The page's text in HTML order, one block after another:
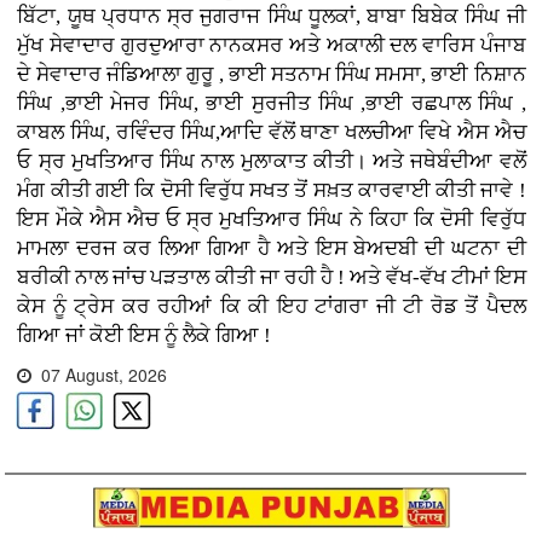
ਬਿੱਟਾ, ਯੂਥ ਪ੍ਰਧਾਨ ਸ੍ਰ ਜੁਗਰਾਜ ਸਿੰਘ ਧੂਲਕਾਂ, ਬਾਬਾ ਬਿਬੇਕ ਸਿੰਘ ਜੀ
ਮੁੱਖ ਸੇਵਾਦਾਰ ਗੁਰਦੁਆਰਾ ਨਾਨਕਸਰ ਅਤੇ ਅਕਾਲੀ ਦਲ ਵਾਰਿਸ ਪੰਜਾਬ
ਦੇ ਸੇਵਾਦਾਰ ਜੰਡਿਆਲਾ ਗੁਰੂ , ਭਾਈ ਸਤਨਾਮ ਸਿੰਘ ਸਮਸਾ, ਭਾਈ ਨਿਸ਼ਾਨ
ਸਿੰਘ ,ਭਾਈ ਮੇਜਰ ਸਿੰਘ, ਭਾਈ ਸੁਰਜੀਤ ਸਿੰਘ ,ਭਾਈ ਰਛਪਾਲ ਸਿੰਘ ,
ਕਾਬਲ ਸਿੰਘ, ਰਵਿੰਦਰ ਸਿੰਘ,ਆਦਿ ਵੱਲੋਂ ਥਾਣਾ ਖਲਚੀਆ ਵਿਖੇ ਐਸ ਐਚ
ਓ ਸ੍ਰ ਮੁਖਤਿਆਰ ਸਿੰਘ ਨਾਲ ਮੁਲਾਕਾਤ ਕੀਤੀ। ਅਤੇ ਜਥੇਬੰਦੀਆ ਵਲੋਂ
ਮੰਗ ਕੀਤੀ ਗਈ ਕਿ ਦੋਸੀ ਵਿਰੁੱਧ ਸਖਤ ਤੋਂ ਸਖ਼ਤ ਕਾਰਵਾਈ ਕੀਤੀ ਜਾਵੇ !
ਇਸ ਮੌਕੇ ਐਸ ਐਚ ਓ ਸ੍ਰ ਮੁਖਤਿਆਰ ਸਿੰਘ ਨੇ ਕਿਹਾ ਕਿ ਦੋਸੀ ਵਿਰੁੱਧ
ਮਾਮਲਾ ਦਰਜ ਕਰ ਲਿਆ ਗਿਆ ਹੈ ਅਤੇ ਇਸ ਬੇਅਦਬੀ ਦੀ ਘਟਨਾ ਦੀ
ਬਰੀਕੀ ਨਾਲ ਜਾਂਚ ਪੜਤਾਲ ਕੀਤੀ ਜਾ ਰਹੀ ਹੈ ! ਅਤੇ ਵੱਖ-ਵੱਖ ਟੀਮਾਂ ਇਸ
ਕੇਸ ਨੂੰ ਟ੍ਰੇਸ ਕਰ ਰਹੀਆਂ ਕਿ ਕੀ ਇਹ ਟਾਂਗਰਾ ਜੀ ਟੀ ਰੋਡ ਤੋਂ ਪੈਦਲ
ਗਿਆ ਜਾਂ ਕੋਈ ਇਸ ਨੂੰ ਲੈਕੇ ਗਿਆ !
07 August, 2026